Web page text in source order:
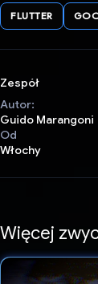
FLUTTER
Zespół
Autor:
Guido Marangoni
Od
Włochy
Więcej